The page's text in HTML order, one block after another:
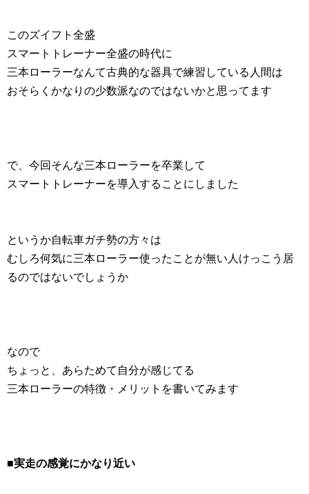
このズイフト全盛
スマートトレーナー全盛の時代に
三本ローラーなんて古典的な器具で練習している人間は
おそらくかなりの少数派なのではないかと思ってます
で、今回そんな三本ローラーを卒業して
スマートトレーナーを導入することにしました
というか自転車ガチ勢の方々は
むしろ何気に三本ローラー使ったことが無い人けっこう居
るのではないでしょうか
なので
ちょっと、あらためて自分が感じてる
三本ローラーの特徴・メリットを書いてみます
■実走の感覚にかなり近い